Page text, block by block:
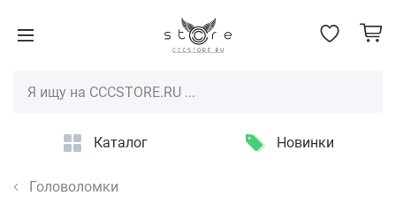
Каталог Новинки
Головоломки